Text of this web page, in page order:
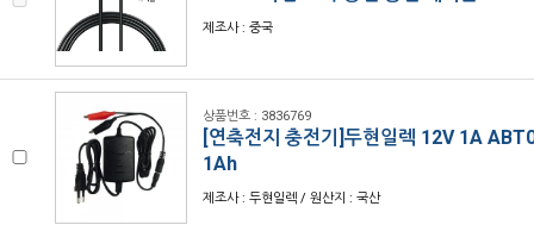
제조사 : 중국
상품번호 : 3836769
[연축전지 충전기]두현일렉 12V 1A
1Ah
제조사 : 두현일렉 / 원산지 : 국산